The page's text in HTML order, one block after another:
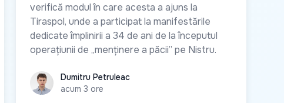
verifică modul în care acesta a ajuns la
Tiraspol, unde a participat la manifestările
dedicate împlinirii a 34 de ani de la începutul
operațiunii de „menținere a păcii” pe Nistru.
Dumitru Petruleac
Dumitru Petruleac
acum 3 ore